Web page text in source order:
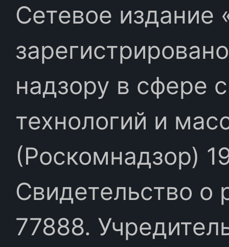
Сетевое издание
надзору в сфере
технологий и
(Роскомнадзор)
Свидетельство
77888.